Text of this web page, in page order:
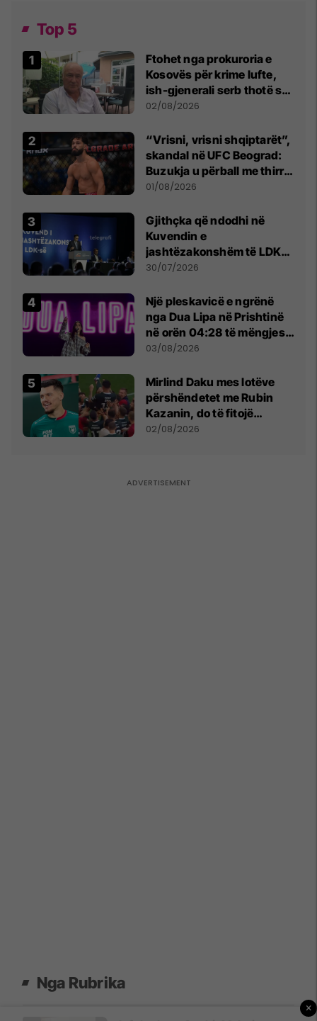
Top 5
Ftohet nga prokuroria e
Kosovës për krime lufte,
ish-gjenerali serb thotë se
dikush e tradhtoi në
02/08/2026
“Vrisni, vrisni shqiptarët”,
skandal në UFC Beograd:
Buzukja u përball me thirrje
anti-shqiptare nga
01/08/2026
Gjithçka që ndodhi në
Kuvendin e
jashtëzakonshëm të LDK-
së
30/07/2026
Një pleskavicë e ngrënë
nga Dua Lipa në Prishtinë
në orën 04:28 të mëngjesit
- dhe bota digjitale serbe
03/08/2026
Mirlind Daku mes lotëve
përshëndetet me Rubin
Kazanin, do të fitojë
miliona te Spartak Moska
02/08/2026
Nga Rubrika
×